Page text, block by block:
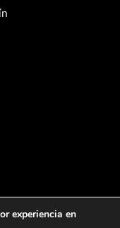
experiencia en